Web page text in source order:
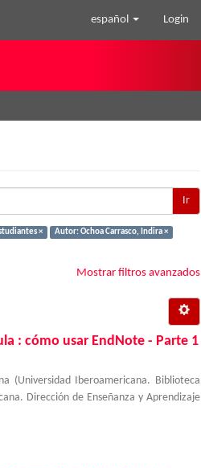
español Login
Ir
×
Autor: Ochoa Carrasco, Indira ×
Mostrar filtros avanzados
: cómo usar EndNote - Parte 1
(Universidad Iberoamericana. Biblioteca
Dirección de Enseñanza y Aprendizaje